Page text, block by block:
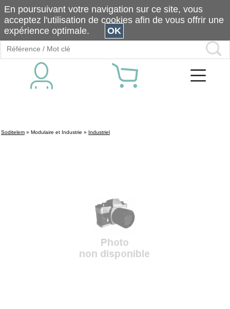
Soditelem » Modulaire et Industrie » Industriel
En poursuivant votre navigation sur ce site, vous
acceptez l'utilisation de cookies afin de vous offrir une
expérience optimale.
OK